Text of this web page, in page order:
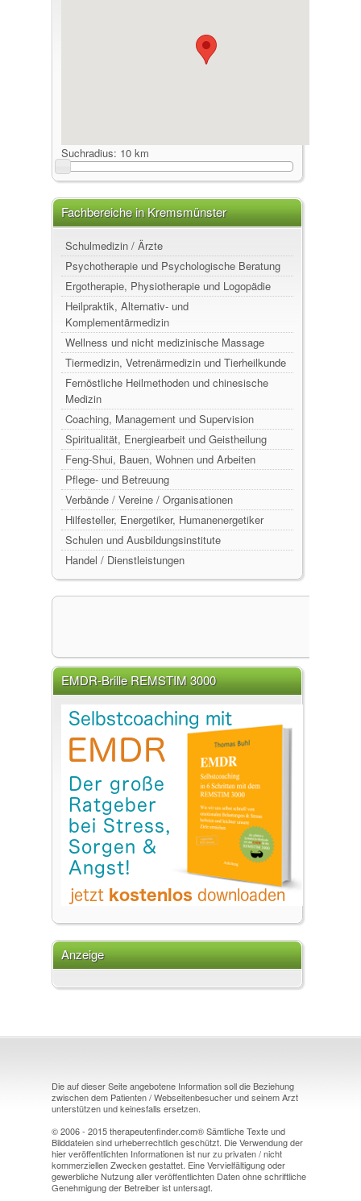
Suchradius: 10 km
Fachbereiche in Kremsmünster
Schulmedizin / Ärzte
Psychotherapie und Psychologische Beratung
Ergotherapie, Physiotherapie und Logopädie
Heilpraktik, Alternativ- und
Komplementärmedizin
Wellness und nicht medizinische Massage
Tiermedizin, Vetrenärmedizin und Tierheilkunde
Fernöstliche Heilmethoden und chinesische
Medizin
Coaching, Management und Supervision
Spiritualität, Energiearbeit und Geistheilung
Feng-Shui, Bauen, Wohnen und Arbeiten
Pflege- und Betreuung
Verbände / Vereine / Organisationen
Hilfesteller, Energetiker, Humanenergetiker
Schulen und Ausbildungsinstitute
Handel / Dienstleistungen
EMDR-Brille REMSTIM 3000
Anzeige
Die auf dieser Seite angebotene Information soll die Beziehung
zwischen dem Patienten / Webseitenbesucher und seinem Arzt
unterstützen und keinesfalls ersetzen.
© 2006 - 2015 therapeutenfinder.com® Sämtliche Texte und
Bilddateien sind urheberrechtlich geschützt. Die Verwendung der
hier veröffentlichten Informationen ist nur zu privaten / nicht
kommerziellen Zwecken gestattet. Eine Vervielfältigung oder
gewerbliche Nutzung aller veröffentlichten Daten ohne schriftliche
Genehmigung der Betreiber ist untersagt.